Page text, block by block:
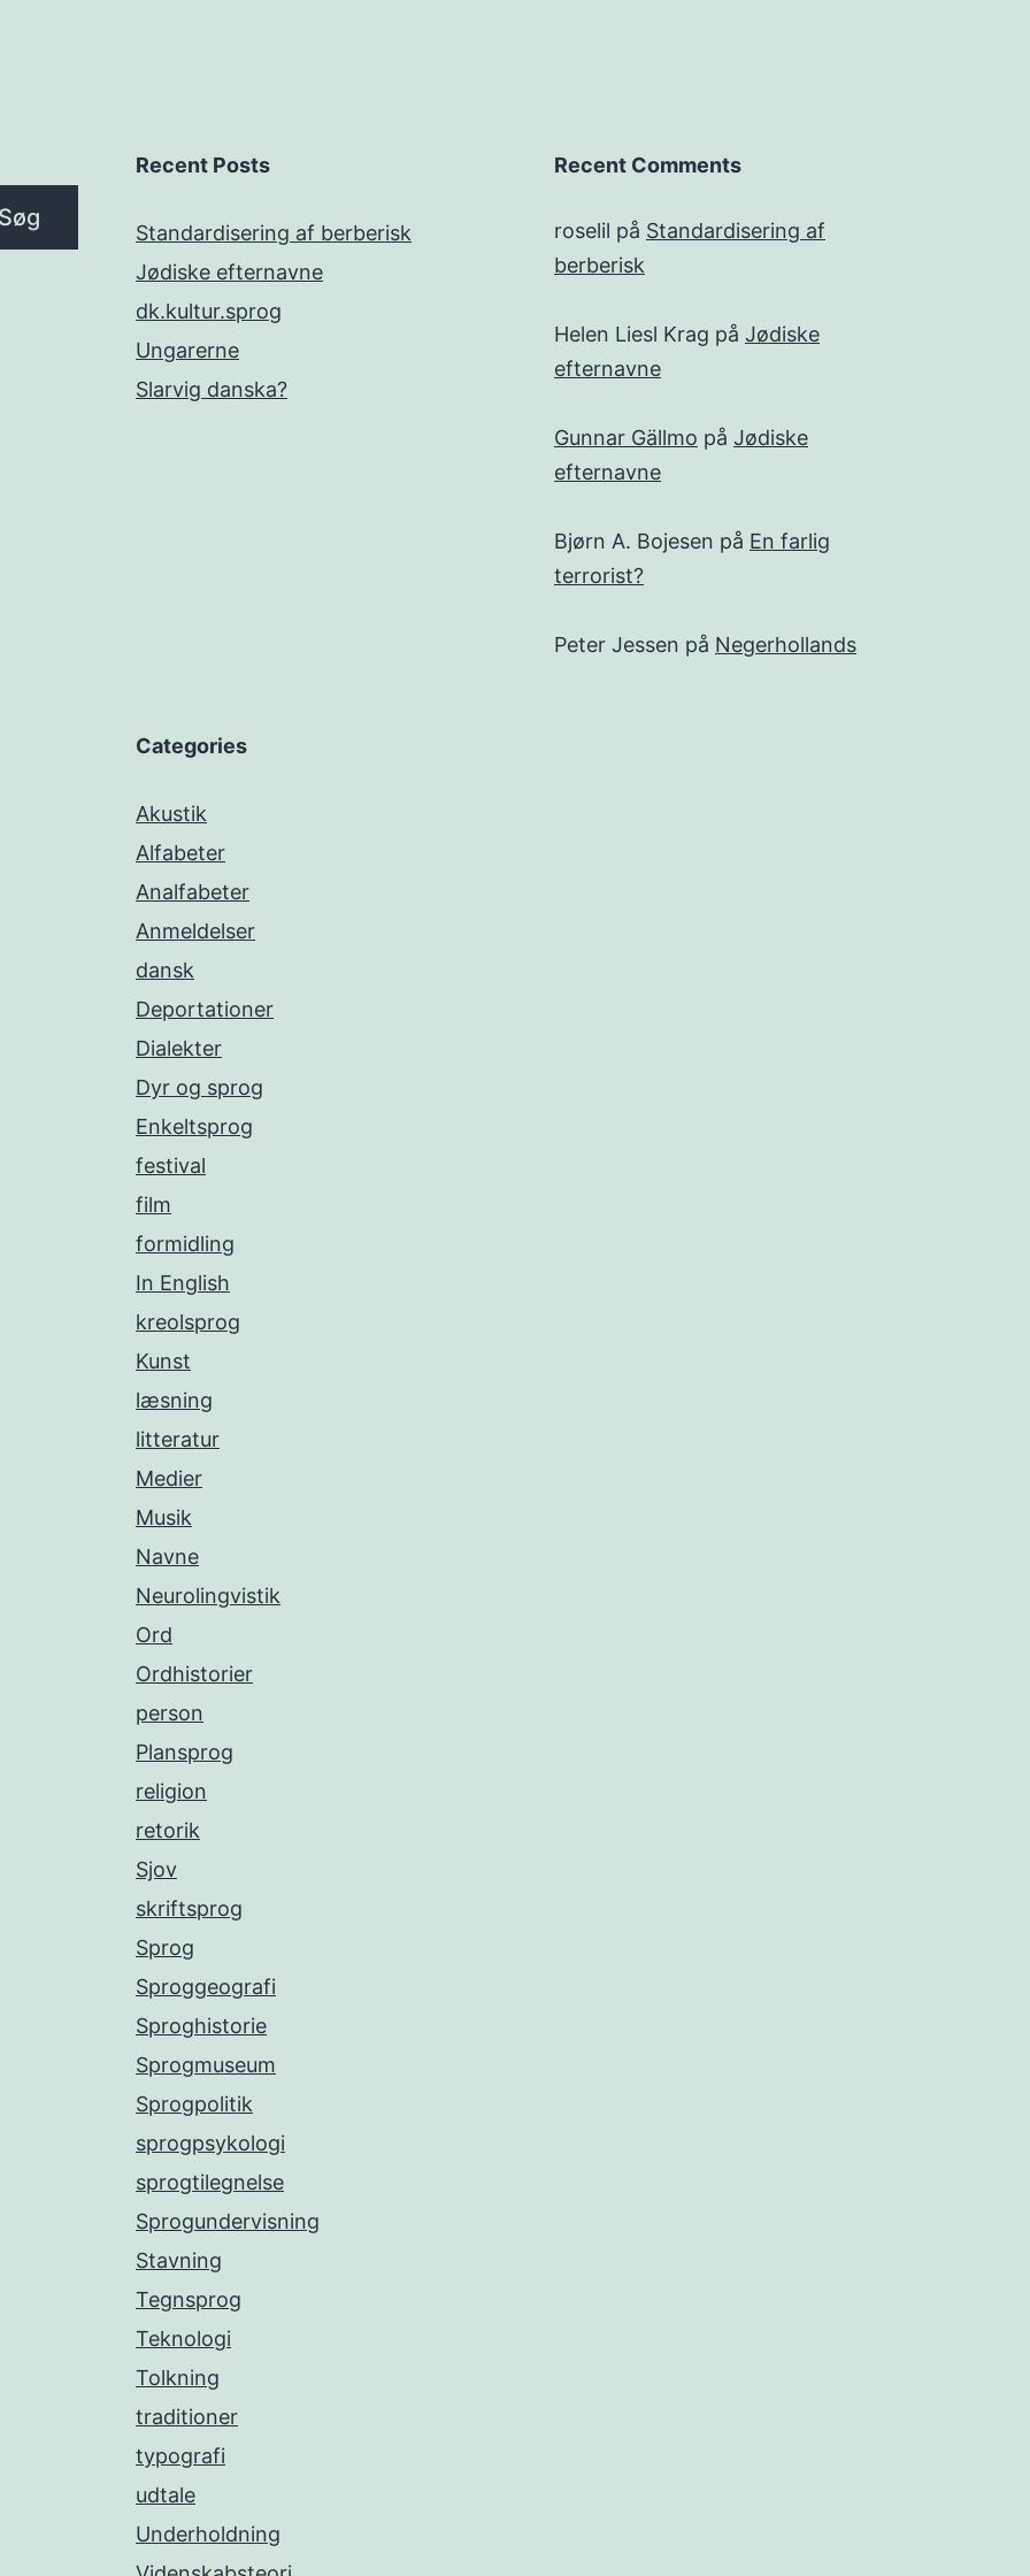
Recent Posts
Standardisering af berberisk
Jødiske efternavne
dk.kultur.sprog
Ungarerne
Slarvig danska?
Recent Comments
roselil på Standardisering af
berberisk
Helen Liesl Krag på Jødiske
efternavne
Gunnar Gällmo på Jødiske
efternavne
Bjørn A. Bojesen på En farlig
terrorist?
Peter Jessen på Negerhollands
Categories
Akustik
Alfabeter
Analfabeter
Anmeldelser
dansk
Deportationer
Dialekter
Dyr og sprog
Enkeltsprog
festival
film
formidling
In English
kreolsprog
Kunst
læsning
litteratur
Medier
Musik
Navne
Neurolingvistik
Ord
Ordhistorier
person
Plansprog
religion
retorik
Sjov
skriftsprog
Sprog
Sproggeografi
Sproghistorie
Sprogmuseum
Sprogpolitik
sprogpsykologi
sprogtilegnelse
Sprogundervisning
Stavning
Tegnsprog
Teknologi
Tolkning
traditioner
typografi
udtale
Underholdning